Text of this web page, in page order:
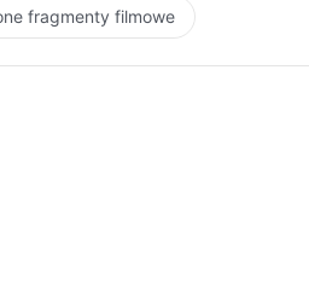
fragmenty filmowe